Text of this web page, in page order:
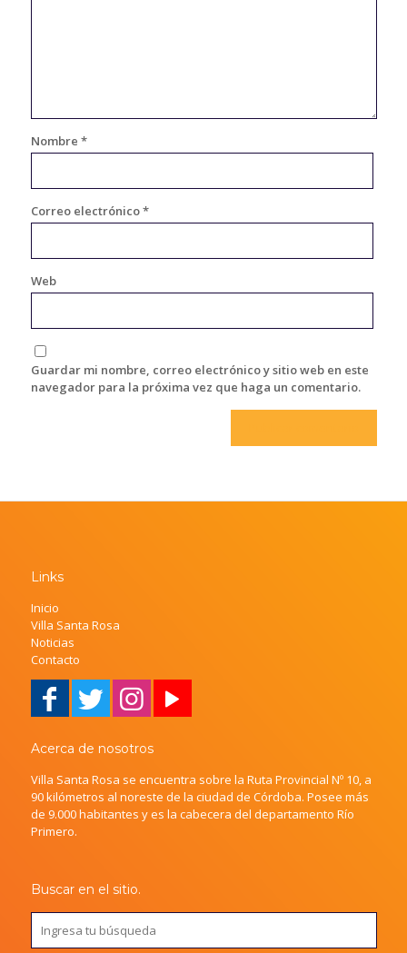
Nombre *
Correo electrónico*
Web
Guardar mi nombre, correo electrónico y sitio web en este
navegador para la próxima vez que haga un comentario.
Links
Inicio
Villa Santa Rosa
Noticias
Contacto
Acerca de nosotros
Villa Santa Rosa se encuentra sobre la Ruta Provincial Nº 10, a
90 kilómetros al noreste de la ciudad de Córdoba. Posee más
de 9.000 habitantes y es la cabecera del departamento Río
Primero.
Buscar en el sitio.